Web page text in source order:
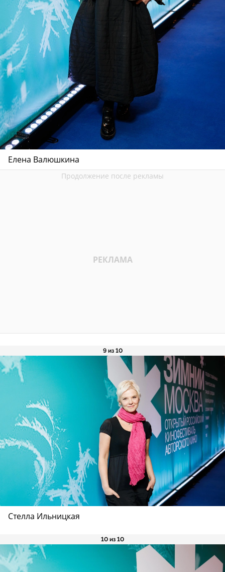
Елена Валюшкина
9 из 10
Стелла Ильницкая
10 из 10